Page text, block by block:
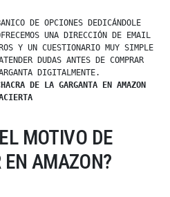
DE OPCIONES DEDICÁNDOLE
UNA DIRECCIÓN DE EMAIL
Y UN CUESTIONARIO MUY SIMPLE
DUDAS ANTES DE COMPRAR
DIGITALMENTE.
DE LA GARGANTA EN AMAZON
MOTIVO DE
EN AMAZON?